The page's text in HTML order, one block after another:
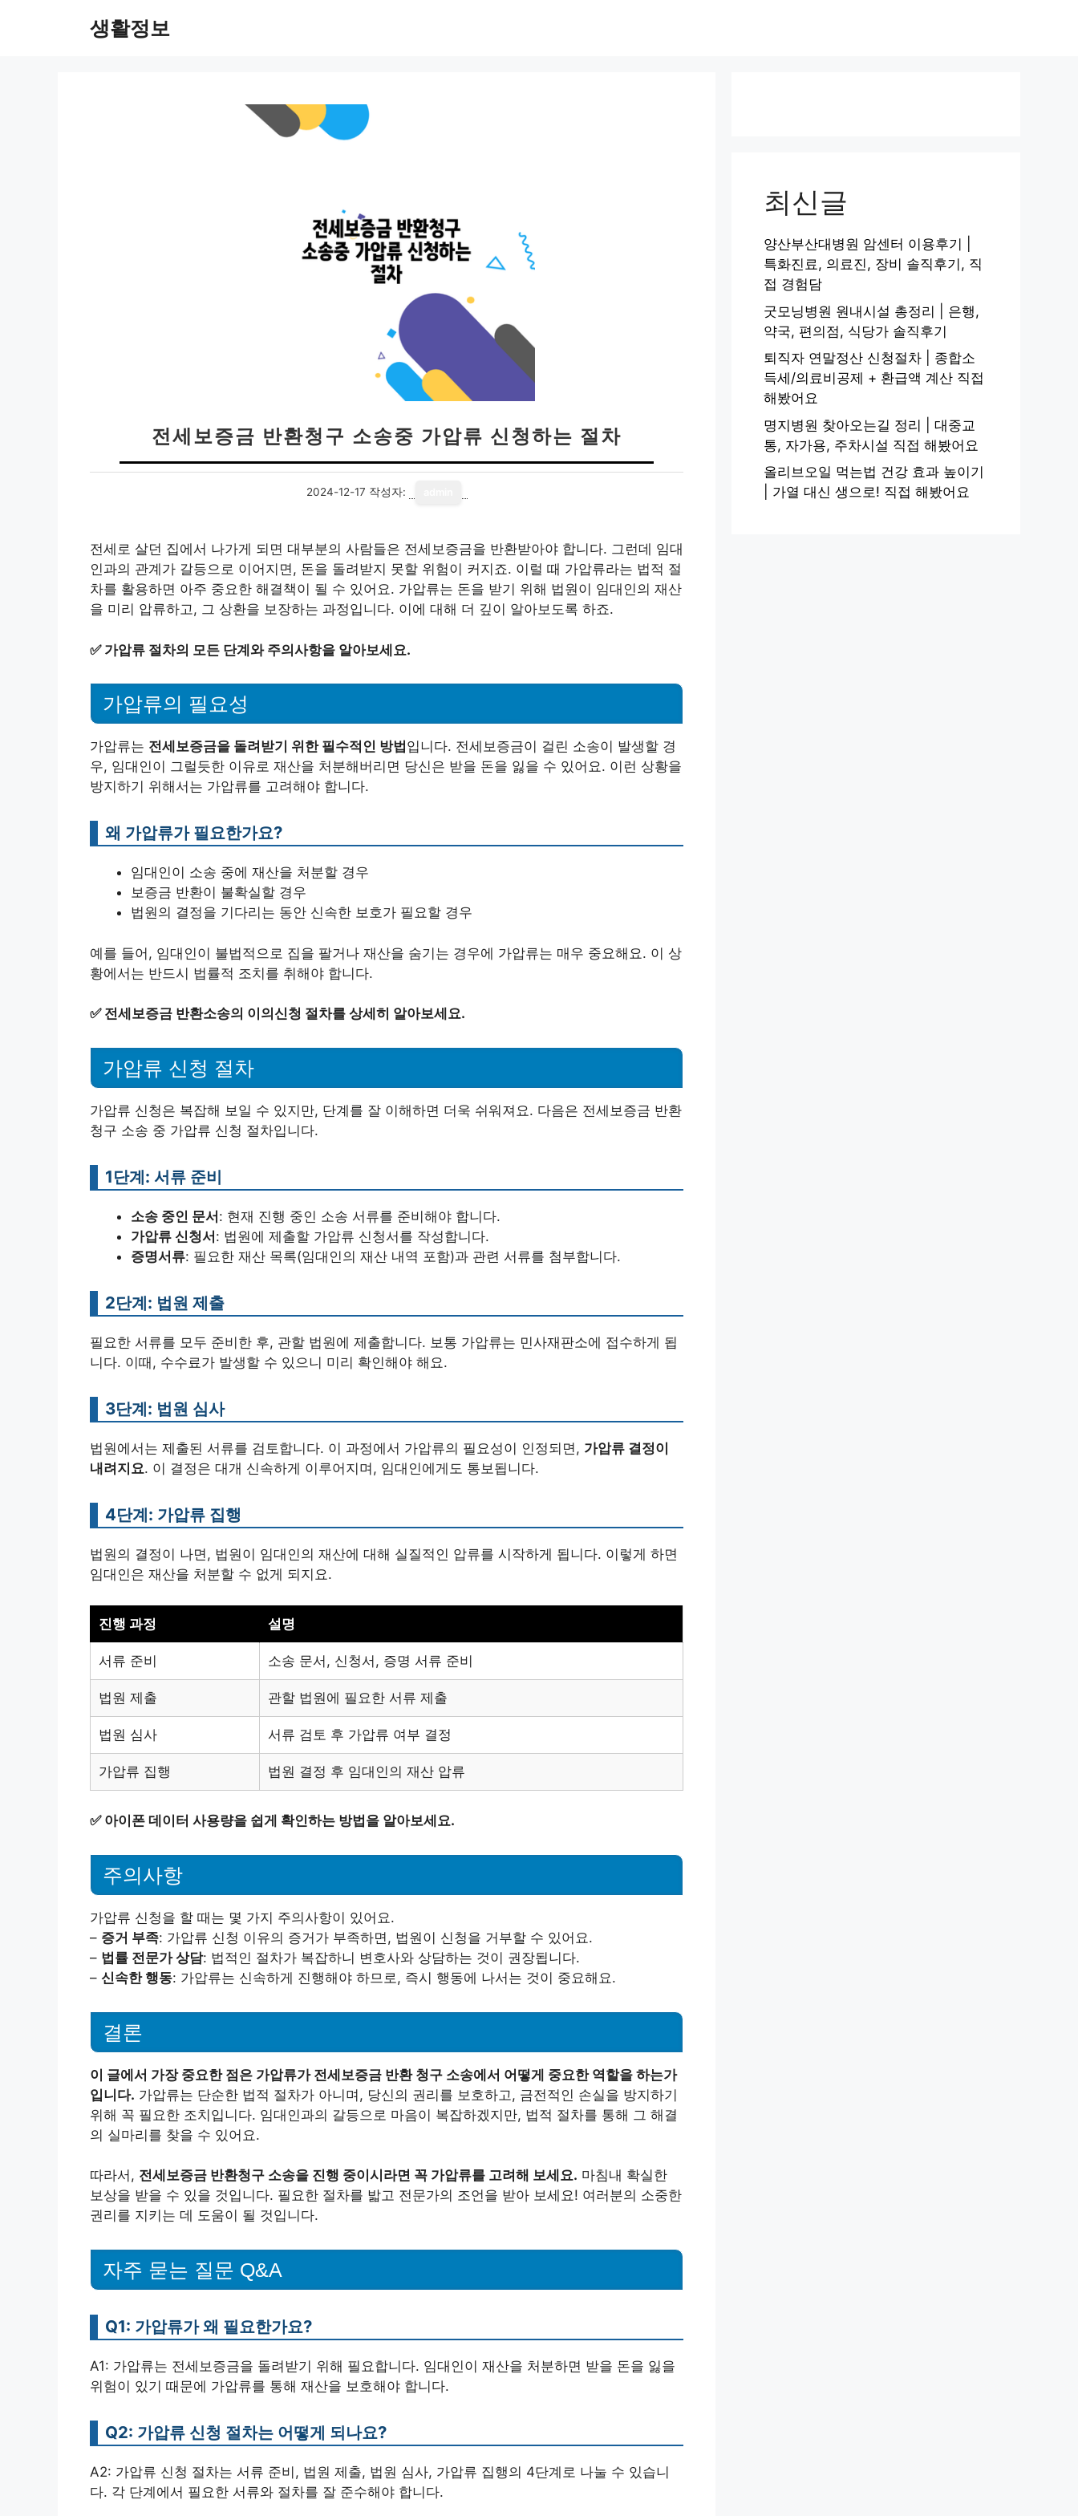
생활정보
전세보증금 반환청구 소송중 가압류 신청하는 절차
2024-12-17 작성자:
전세로 살던 집에서 나가게 되면 대부분의 사람들은 전세보증금을 반환받아야 합니다. 그런데 임대
인과의 관계가 갈등으로 이어지면, 돈을 돌려받지 못할 위험이 커지죠. 이럴 때 가압류라는 법적 절
차를 활용하면 아주 중요한 해결책이 될 수 있어요. 가압류는 돈을 받기 위해 법원이 임대인의 재산
을 미리 압류하고, 그 상환을 보장하는 과정입니다. 이에 대해 더 깊이 알아보도록 하죠.
✅ 가압류 절차의 모든 단계와 주의사항을 알아보세요.
가압류의 필요성
가압류는 전세보증금을 돌려받기 위한 필수적인 방법 입니다. 전세보증금이 걸린 소송이 발생할 경
우, 임대인이 그럴듯한 이유로 재산을 처분해버리면 당신은 받을 돈을 잃을 수 있어요. 이런 상황을
방지하기 위해서는 가압류를 고려해야 합니다.
왜 가압류가 필요한가요?
임대인이 소송 중에 재산을 처분할 경우
보증금 반환이 불확실할 경우
법원의 결정을 기다리는 동안 신속한 보호가 필요할 경우
예를 들어, 임대인이 불법적으로 집을 팔거나 재산을 숨기는 경우에 가압류는 매우 중요해요. 이 상
황에서는 반드시 법률적 조치를 취해야 합니다.
✅ 전세보증금 반환소송의 이의신청 절차를 상세히 알아보세요.
가압류 신청 절차
가압류 신청은 복잡해 보일 수 있지만, 단계를 잘 이해하면 더욱 쉬워져요. 다음은 전세보증금 반환
청구 소송 중 가압류 신청 절차입니다.
1단계: 서류 준비
소송 중인 문서 : 현재 진행 중인 소송 서류를 준비해야 합니다.
가압류 신청서 : 법원에 제출할 가압류 신청서를 작성합니다.
증명서류: 필요한 재산 목록(임대인의 재산 내역 포함)과 관련 서류를 첨부합니다.
2단계: 법원 제출
필요한 서류를 모두 준비한 후, 관할 법원에 제출합니다. 보통 가압류는 민사재판소에 접수하게 됩
니다. 이때, 수수료가 발생할 수 있으니 미리 확인해야 해요.
3단계: 법원 심사
법원에서는 제출된 서류를 검토합니다. 이 과정에서 가압류의 필요성이 인정되면, 가압류 결정이
내려지요. 이 결정은 대개 신속하게 이루어지며, 임대인에게도 통보됩니다.
4단계: 가압류 집행
법원의 결정이 나면, 법원이 임대인의 재산에 대해 실질적인 압류를 시작하게 됩니다. 이렇게 하면
임대인은 재산을 처분할 수 없게 되지요.
진행 과정 설명
서류 준비 소송 문서, 신청서, 증명 서류 준비
법원 제출 관할 법원에 필요한 서류 제출
법원 심사 서류 검토 후 가압류 여부 결정
가압류 집행 법원 결정 후 임대인의 재산 압류
✅ 아이폰 데이터 사용량을 쉽게 확인하는 방법을 알아보세요.
주의사항
가압류 신청을 할 때는 몇 가지 주의사항이 있어요.
– 증거 부족: 가압류 신청 이유의 증거가 부족하면, 법원이 신청을 거부할 수 있어요.
– 법률 전문가 상담: 법적인 절차가 복잡하니 변호사와 상담하는 것이 권장됩니다.
– 신속한 행동: 가압류는 신속하게 진행해야 하므로, 즉시 행동에 나서는 것이 중요해요.
결론
이 글에서 가장 중요한 점은 가압류가 전세보증금 반환 청구 소송에서 어떻게 중요한 역할을 하는가
입니다. 가압류는 단순한 법적 절차가 아니며, 당신의 권리를 보호하고, 금전적인 손실을 방지하기
위해 꼭 필요한 조치입니다. 임대인과의 갈등으로 마음이 복잡하겠지만, 법적 절차를 통해 그 해결
의 실마리를 찾을 수 있어요.
따라서, 전세보증금 반환청구 소송을 진행 중이시라면 꼭 가압류를 고려해 보세요. 마침내 확실한
보상을 받을 수 있을 것입니다. 필요한 절차를 밟고 전문가의 조언을 받아 보세요! 여러분의 소중한
권리를 지키는 데 도움이 될 것입니다.
자주 묻는 질문 Q&A
Q1: 가압류가 왜 필요한가요?
A1: 가압류는 전세보증금을 돌려받기 위해 필요합니다. 임대인이 재산을 처분하면 받을 돈을 잃을
위험이 있기 때문에 가압류를 통해 재산을 보호해야 합니다.
Q2: 가압류 신청 절차는 어떻게 되나요?
A2: 가압류 신청 절차는 서류 준비, 법원 제출, 법원 심사, 가압류 집행의 4단계로 나눌 수 있습니
다. 각 단계에서 필요한 서류와 절차를 잘 준수해야 합니다.
최신글
양산부산대병원 암센터 이용후기 |
특화진료, 의료진, 장비 솔직후기, 직
접 경험담
굿모닝병원 원내시설 총정리 | 은행,
약국, 편의점, 식당가 솔직후기
퇴직자 연말정산 신청절차 | 종합소
득세/의료비공제 + 환급액 계산 직접
해봤어요
명지병원 찾아오는길 정리 | 대중교
통, 자가용, 주차시설 직접 해봤어요
올리브오일 먹는법 건강 효과 높이기
| 가열 대신 생으로! 직접 해봤어요